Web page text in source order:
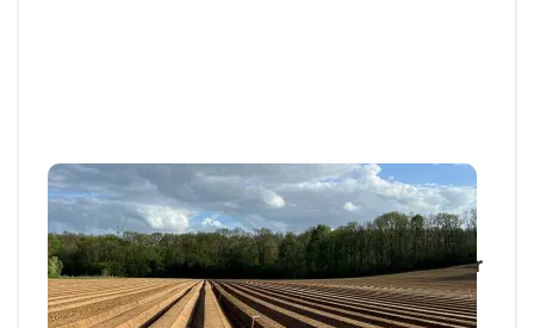
Articles et actus techniques
NORD
Pommes de terre et sécheresse : anticiper
les désherbages de prélevée sans
attendre